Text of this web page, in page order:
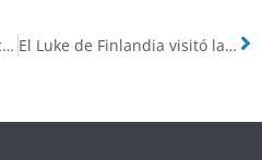
Taller interno: asistencia técnica al INTA para la planificación estratégica El Luke de Finlandia visitó la Argentina